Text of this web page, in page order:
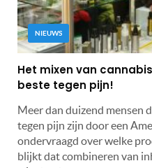
NIEUWS
Het mixen van
beste tegen pijn!
Meer dan duizend mensen
tegen pijn zijn door een
ondervraagd over welke
blijkt dat combineren van